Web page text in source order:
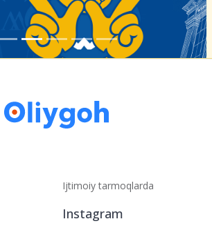
Ijtimoiy tarmoqlarda
Instagram